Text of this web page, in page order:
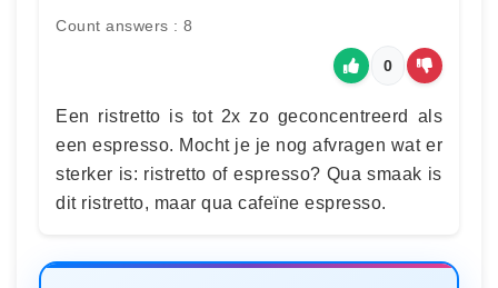
Count answers : 8
0
Een ristretto is tot 2x zo geconcentreerd als
een espresso. Mocht je je nog afvragen wat er
sterker is: ristretto of espresso? Qua smaak is
dit ristretto, maar qua cafeïne espresso.